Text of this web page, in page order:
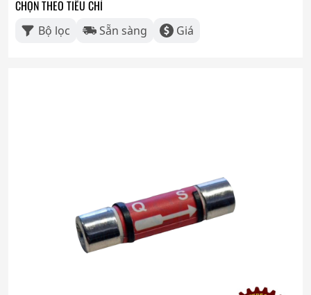
CHỌN THEO TIÊU CHÍ
Bộ lọc Sẵn sàng Giá